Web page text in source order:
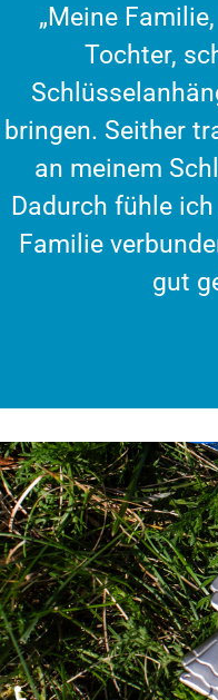
„Meine
Tochter,
bringen. Seither
an meinem
Dadurch fühle
Familie
gut